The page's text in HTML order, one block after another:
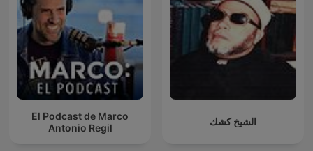
El Podcast de Marco
Antonio Regil
الشيخ كشك